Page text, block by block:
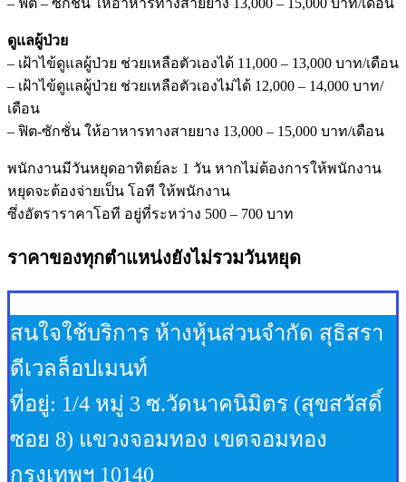
– ฟิต – ซักชั่น ให้อาหารทางสายยาง 13,000 – 15,000 บาท/เดือน
ดูแลผู้ป่วย
– เฝ้าไข้ดูแลผู้ป่วย ช่วยเหลือตัวเองได้ 11,000 – 13,000 บาท/เดือน
– เฝ้าไข้ดูแลผู้ป่วย ช่วยเหลือตัวเองไม่ได้ 12,000 – 14,000 บาท/
เดือน
– ฟิต-ซักชั่น ให้อาหารทางสายยาง 13,000 – 15,000 บาท/เดือน
พนักงานมีวันหยุดอาทิตย์ละ 1 วัน หากไม่ต้องการให้พนักงาน
หยุดจะต้องจ่ายเป็น โอที ให้พนักงาน
ซึ่งอัตราราคาโอที อยู่ที่ระหว่าง 500 – 700 บาท
ราคาของทุกตำแหน่งยังไม่รวมวันหยุด
สนใจใช้บริการ ห้างหุ้นส่วนจำกัด สุธิสรา
ดีเวลล็อปเมนท์
ที่อยู่: 1/4 หมู่ 3 ซ.วัดนาคนิมิตร (สุขสวัสดิ์
ซอย 8) แขวงจอมทอง เขตจอมทอง
กรุงเทพฯ 10140